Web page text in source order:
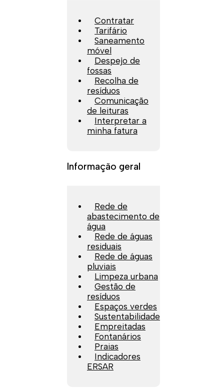
Contratar
Tarifário
Saneamento
móvel
Despejo de
fossas
Recolha de
resíduos
Comunicação
de leituras
Interpretar a
minha fatura
Informação geral
Rede de
abastecimento de
água
Rede de águas
residuais
Rede de águas
pluviais
Limpeza urbana
Gestão de
resíduos
Espaços verdes
Sustentabilidade
Empreitadas
Fontanários
Praias
Indicadores
ERSAR